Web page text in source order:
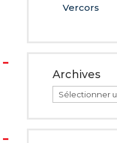
Vercors
Archives
Archives